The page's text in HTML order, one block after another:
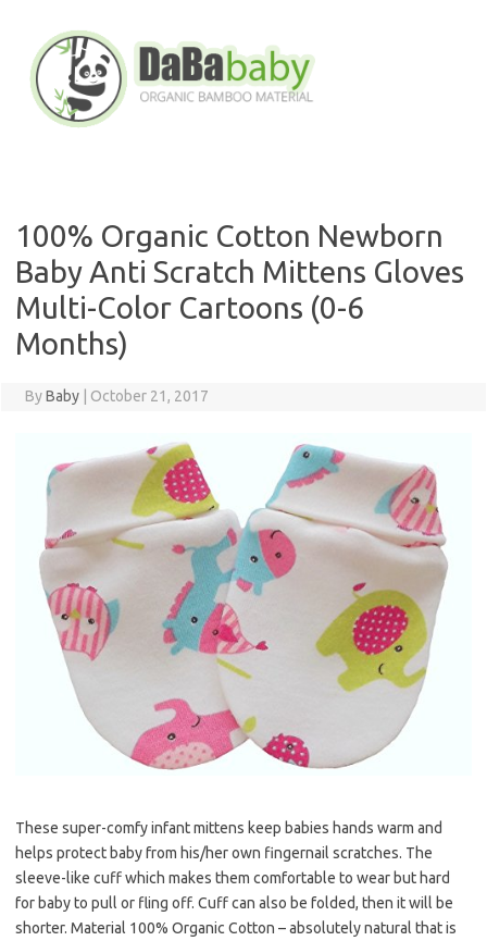
content
100% Organic Cotton Newborn
Baby Anti Scratch Mittens Gloves
Multi-Color Cartoons (0-6
Months)
ByBaby October 21, 2017
These super-comfy infant mittens keep babies hands warm and
helps protect baby from his/her own fingernail scratches. The
sleeve-like cuff which makes them comfortable to wear but hard
for baby to pull or fling off. Cuff can also be folded, then it will be
shorter. Material 100% Organic Cotton – absolutely natural that is